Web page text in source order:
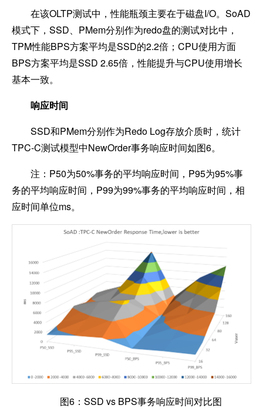
在该OLTP测试中，性能瓶颈主要在于磁盘I/O。SoAD
模式下，SSD、PMem分别作为redo盘的测试对比中，
TPM性能BPS方案平均是SSD的2.2倍；CPU使用方面
BPS方案平均是SSD 2.65倍，性能提升与CPU使用增长
基本一致。
响应时间
SSD和PMem分别作为Redo Log存放介质时，统计
TPC-C测试模型中NewOrder事务响应时间如图6。
注：P50为50%事务的平均响应时间，P95为95%事
务的平均响应时间，P99为99%事务的平均响应时间，相
应时间单位ms。
图6：SSD vs BPS事务响应时间对比图